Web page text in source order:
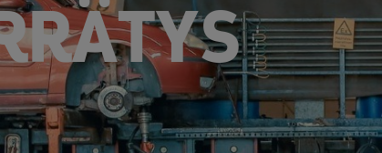
Monipuolinen yhteistyö kunnallisten jäteyhtiöiden kanssa
Purkuprojektit
Räätälöity viranomaisyhteistyö
Sähköinen siirtoasiakirjapalvelu
Valvotut tietoturvatuhoukset
Virkapukujen ja työvaatteiden tietoturvallinen kierrätys